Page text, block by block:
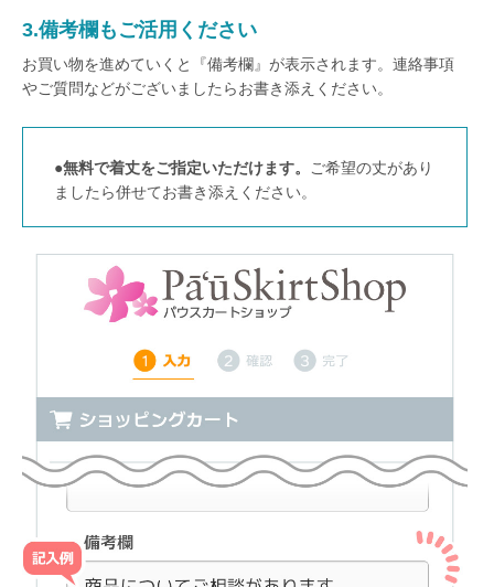
3.備考欄もご活用ください
お買い物を進めていくと『備考欄』が表示されます。連絡事項
やご質問などがございましたらお書き添えください。
●無料で着丈をご指定いただけます。 ご希望の丈があり
ましたら併せてお書き添えください。